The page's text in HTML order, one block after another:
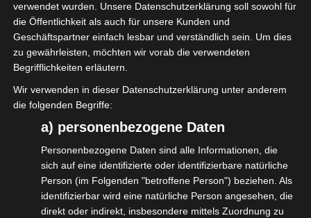
waren online mit dabei. Diesmal ohne
politische Gäste, konnten wir uns über viele
Themen austauschen und unser
gemeinsames weiteres Vorgehen
abstimmen.
Die Themen bei diesem Treffen reichten
von Statusfeststellung über Lobbyregister,
Förderprogramme, politische Entwicklungen
bis zum Erfahrungsaustausch in
Verbandskommunikation.
verwendet wurden. Unsere Datenschutzerklärung soll sowohl für
die Öffentlichkeit als auch für unsere Kunden und
Geschäftspartner einfach lesbar und verständlich sein. Um dies
zu gewährleisten, möchten wir vorab die verwendeten
Begrifflichkeiten erläutern.
Wir verwenden in dieser Datenschutzerklärung unter anderem
die folgenden Begriffe:
a) personenbezogene Daten
Personenbezogene Daten sind alle Informationen, die
sich auf eine identifizierte oder identifizierbare natürliche
Person (im Folgenden "betroffene Person") beziehen. Als
identifizierbar wird eine natürliche Person angesehen, die
direkt oder indirekt, insbesondere mittels Zuordnung zu